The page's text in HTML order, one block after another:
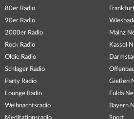
80er Radio
90er Radio
2000er Radio
Rock Radio
Oldie Radio
Schlager Radio
Party Radio
Lounge Radio
Weihnachtsradio
Meditationsradio
Mainz
Kassel
Gießen
Fulda
Bayern
Sport